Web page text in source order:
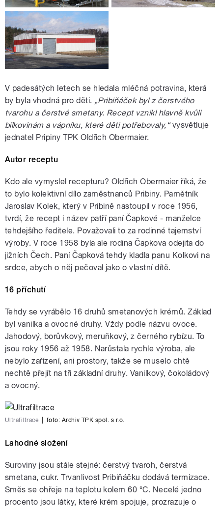
V padesátých letech se hledala mléčná potravina, která
by byla vhodná pro děti. „Pribiňáček byl z čerstvého
tvarohu a čerstvé smetany. Recept vznikl hlavně kvůli
bílkovinám a vápníku, které děti potřebovaly,“vysvětluje
jednatel Pripiny TPK Oldřich Obermaier.
Autor receptu
Kdo ale vymyslel recepturu? Oldřich Obermaier říká, že
to bylo kolektivní dílo zaměstnanců Pribiny. Pamětník
Jaroslav Kolek, který v Pribině nastoupil v roce 1956,
tvrdí, že recept i název patří paní Čapkové - manželce
tehdejšího ředitele. Považovali to za rodinné tajemství
výroby. V roce 1958 byla ale rodina Čapkova odejita do
jižních Čech. Paní Čapková tehdy kladla panu Kolkovi na
srdce, abych o něj pečoval jako o vlastní dítě.
16 příchutí
Tehdy se vyrábělo 16 druhů smetanových krémů. Základ
byl vanilka a ovocné druhy. Vždy podle názvu ovoce.
Jahodový, borůvkový, meruňkový, z černého rybízu. To
jsou roky 1956 až 1958. Narůstala rychle výroba, ale
nebylo zařízení, ani prostory, takže se muselo chtě
nechtě přejít na tři základní druhy. Vanilkový, čokoládový
a ovocný.
Ultrafiltrace foto: Archiv TPK spol. s r.o.
Lahodné složení
Suroviny jsou stále stejné: čerstvý tvaroh, čerstvá
smetana, cukr. Trvanlivost Pribiňáčku dodává termizace.
Směs se ohřeje na teplotu kolem 60 °C. Necelé jedno
procento jsou látky, které krém spojuje, prozrazuje o